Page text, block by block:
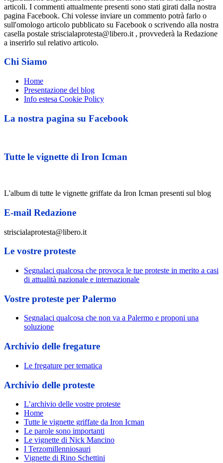
articoli. I commenti attualmente presenti sono stati girati dalla nostra
pagina Facebook. Chi volesse inviare un commento potrà farlo o
sull'omologo articolo pubblicato su Facebook o scrivendo alla nostra
casella postale striscialaprotesta@libero.it , provvederà la Redazione
a inserirlo sul relativo articolo.
Chi Siamo
Home
Presentazione del blog
Info estesa Cookie Policy
La nostra pagina su Facebook
Tutte le vignette di Iron Icman
L'album di tutte le vignette griffate da Iron Icman presenti sul blog
E-mail Redazione
striscialaprotesta@libero.it
Le vostre proteste
Segnalaci qualcosa che provoca le tue proteste in merito a casi
di attualità nazionale e internazionale
Vostre proteste per Palermo
Segnalaci qualcosa che non va a Palermo e proponi una
soluzione
Archivio delle fregature
Le fregature per tematica
Archivio delle proteste
L’archivio delle vostre proteste
Home
Tutte le vignette griffate da Iron Icman
Le parole sono importanti
Le vignette di Nick Mancino
I Terzomillenniosauri
Vignette di Rino Schettini